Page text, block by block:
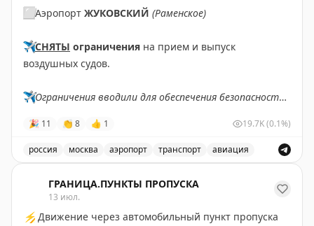
⬜️Аэропорт ЖУКОВСКИЙ (Раменское)
✈️СНЯТЫ ограничения на прием и выпуск
воздушных судов.
✈️Ограничения вводили для обеспечения безопасности
✈️ Говорит Росавиация| MAX
🎉 11 👏 8 👍 1 19.7K(0.1%)
россия москва аэропорт транспорт авиация
ГРАНИЦА.ПУНКТЫ ПРОПУСКА
13 июл.
⚡ Движение через автомобильный пункт пропуска